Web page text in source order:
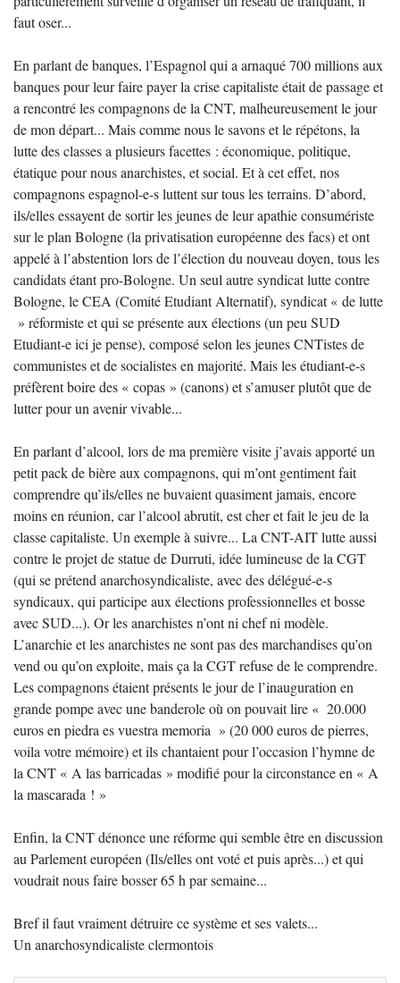
faut oser...
En parlant de banques, l’Espagnol qui a arnaqué 700 millions aux
banques pour leur faire payer la crise capitaliste était de passage et
a rencontré les compagnons de la CNT, malheureusement le jour
de mon départ... Mais comme nous le savons et le répétons, la
lutte des classes a plusieurs facettes : économique, politique,
étatique pour nous anarchistes, et social. Et à cet effet, nos
compagnons espagnol-e-s luttent sur tous les terrains. D’abord,
ils/elles essayent de sortir les jeunes de leur apathie consumériste
sur le plan Bologne (la privatisation européenne des facs) et ont
appelé à l’abstention lors de l’élection du nouveau doyen, tous les
candidats étant pro-Bologne. Un seul autre syndicat lutte contre
Bologne, le CEA (Comité Etudiant Alternatif), syndicat « de lutte
» réformiste et qui se présente aux élections (un peu SUD
Etudiant-e ici je pense), composé selon les jeunes CNTistes de
communistes et de socialistes en majorité. Mais les étudiant-e-s
préfèrent boire des « copas » (canons) et s’amuser plutôt que de
lutter pour un avenir vivable...
En parlant d’alcool, lors de ma première visite j’avais apporté un
petit pack de bière aux compagnons, qui m’ont gentiment fait
comprendre qu’ils/elles ne buvaient quasiment jamais, encore
moins en réunion, car l’alcool abrutit, est cher et fait le jeu de la
classe capitaliste. Un exemple à suivre... La CNT-AIT lutte aussi
contre le projet de statue de Durruti, idée lumineuse de la CGT
(qui se prétend anarchosyndicaliste, avec des délégué-e-s
syndicaux, qui participe aux élections professionnelles et bosse
avec SUD...). Or les anarchistes n’ont ni chef ni modèle.
L’anarchie et les anarchistes ne sont pas des marchandises qu’on
vend ou qu’on exploite, mais ça la CGT refuse de le comprendre.
Les compagnons étaient présents le jour de l’inauguration en
grande pompe avec une banderole où on pouvait lire « 20.000
euros en piedra es vuestra memoria » (20 000 euros de pierres,
voila votre mémoire) et ils chantaient pour l’occasion l’hymne de
la CNT « A las barricadas » modifié pour la circonstance en « A
la mascarada ! »
Enfin, la CNT dénonce une réforme qui semble être en discussion
au Parlement européen (Ils/elles ont voté et puis après...) et qui
voudrait nous faire bosser 65 h par semaine...
Bref il faut vraiment détruire ce système et ses valets...
Un anarchosyndicaliste clermontois